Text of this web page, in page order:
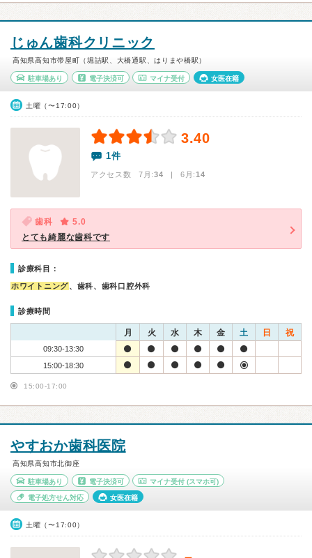
じゅん歯科クリニック
高知県高知市帯屋町（堀詰駅、大橋通駅、はりまや橋駅）
駐車場あり 電子決済可 マイナ受付 女医在籍
土曜（〜17:00）
3.40
1件
アクセス数 7月:34 | 6月:14
歯科
5.0
とても綺麗な歯科です
診療科目：
ホワイトニング、歯科、歯科口腔外科
診療時間
月 火 水 木 金 土 日 祝
09:30-13:30
15:00-18:30
15:00-17:00
やすおか歯科医院
高知県高知市北御座
駐車場あり 電子決済可 マイナ受付 (スマホ可)
電子処方せん対応 女医在籍
土曜（〜17:00）